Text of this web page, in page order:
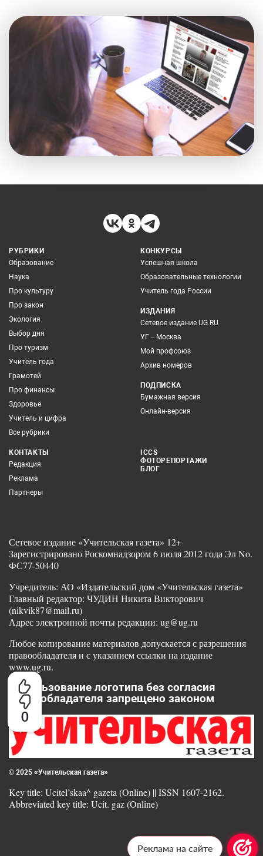
0
РУБРИКИ
Образование
Наука
Про культуру
Про закон
Экология
Выбор дня
Про туризм
Учитель года
Грамотей
Про финансы
Здоровье
Учитель и цифра
Все рубрики
КОНКУРСЫ
Успешная школа
Образовательные технологии
Учитель года России
ИЗДАНИЯ
Сетевое издание UG.RU
УГ – Москва
Мой профсоюз
Архив номеров
ПОДПИСКА
Бумажная версия
Онлайн-версия
КОНТАКТЫ
Редакция
Реклама
Партнеры
ICCS
ФОТОРЕПОРТАЖИ
БЛОГ
Сетевое издание «Учительская газета» 12+
Зарегистрировано Роскомнадзором 6 июля 2012 года Эл No.
ФС77-50440
Учредитель: АО «Издательский дом «Учительская газета»
Главный редактор: ЧУДИН Никита Викторович
(nikvik87@mail.ru)
Адрес электронной почты редакции: ug@ug.ru
Любое копирование материалов допускается с разрешения
правообладателя и с указанием ссылки на издание
www.ug.ru.
Использование логотипа без согласия
правообладателя запрещено законом
© 2025 «Учительская газета»
Key title: Ucitel’skaa^ gazeta (Online) || ISSN 1607-2162.
Abbreviated key title: Ucit. gaz (Online)
Реклама на сайте